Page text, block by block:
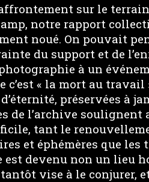
sur le
notre rapport
noué. On pouvait
du support et de
à un
c’est « la mort au
préservées à
de l’archive soulignent
tant le
et éphémères que
est devenu non un lieu
vise à le conjurer,